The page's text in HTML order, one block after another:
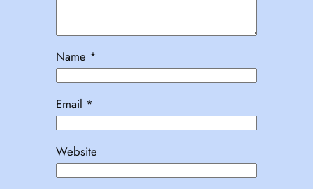
Name *
Email *
Website